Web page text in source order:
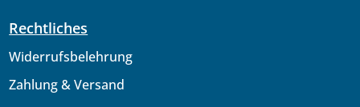
Rechtliches
Widerrufsbelehrung
Zahlung & Versand